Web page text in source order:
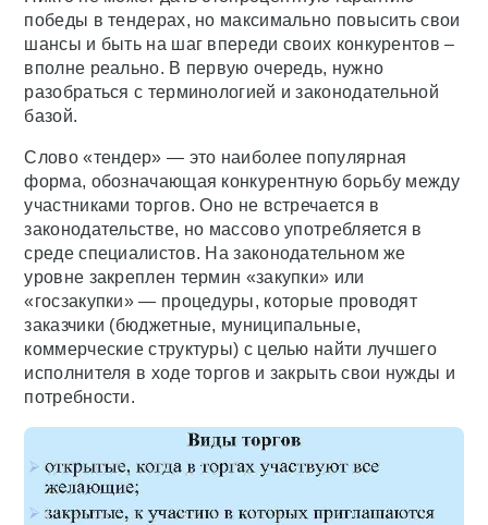
победы в тендерах, но максимально повысить свои
шансы и быть на шаг впереди своих конкурентов –
вполне реально. В первую очередь, нужно
разобраться с терминологией и законодательной
базой.
Слово «тендер» — это наиболее популярная
форма, обозначающая конкурентную борьбу между
участниками торгов. Оно не встречается в
законодательстве, но массово употребляется в
среде специалистов. На законодательном же
уровне закреплен термин «закупки» или
«госзакупки» — процедуры, которые проводят
заказчики (бюджетные, муниципальные,
коммерческие структуры) с целью найти лучшего
исполнителя в ходе торгов и закрыть свои нужды и
потребности.